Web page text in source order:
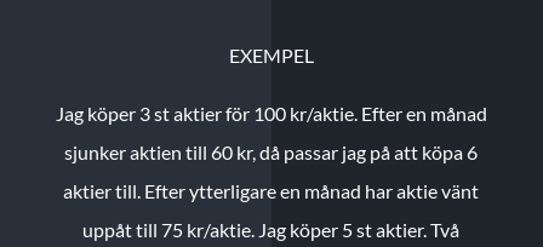
EXEMPEL
Jag köper 3 st aktier för 100 kr/aktie. Efter en månad
sjunker aktien till 60 kr, då passar jag på att köpa 6
aktier till. Efter ytterligare en månad har aktie vänt
uppåt till 75 kr/aktie. Jag köper 5 st aktier.Två